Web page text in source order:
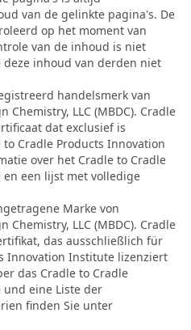
van de gelinkte pagina's. De
op het moment van
van de inhoud is niet
inhoud van derden niet
handelsmerk van
Chemistry, LLC (MBDC). Cradle
dat exclusief is
Cradle Products Innovation
over het Cradle to Cradle
een lijst met volledige
Marke von
Chemistry, LLC (MBDC). Cradle
das ausschließlich für
Innovation Institute lizenziert
das Cradle to Cradle
eine Liste der
finden Sie unter